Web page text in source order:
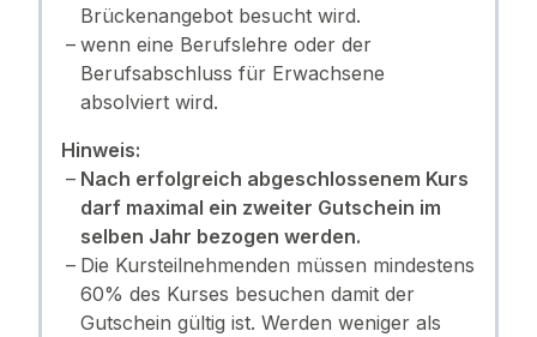
Brückenangebot besucht wird.
wenn eine Berufslehre oder der
Berufsabschluss für Erwachsene
absolviert wird.
Hinweis:
Nach erfolgreich abgeschlossenem Kurs
darf maximal ein zweiter Gutschein im
selben Jahr bezogen werden.
Die Kursteilnehmenden müssen mindestens
60% des Kurses besuchen damit der
Gutschein gültig ist. Werden weniger als